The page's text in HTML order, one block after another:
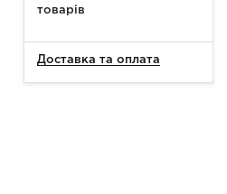
товарів
Доставка та оплата